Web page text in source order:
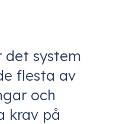
det system
flesta av
och
krav på